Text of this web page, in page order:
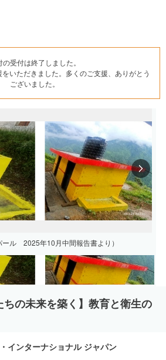
の受付は終了しました。
いただきました。多くのご支援、ありがとう
ございました。
ル 2025年10月中間報告書より）
Next
ちの未来を築く】教育と衛生の
インターナショナル ジャパン